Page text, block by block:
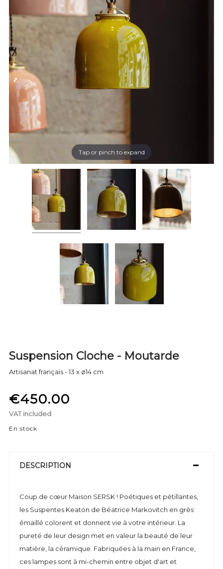
Tap or pinch to expand
Suspension Cloche - Moutarde
Artisanat français - 13 x ø14 cm
€450.00
VAT included
En stock
DESCRIPTION
Coup de cœur Maison SERSK ! Poétiques et pétillantes,
les Suspentes Keaton de Béatrice Markovitch en grès
émaillé colorent et donnent vie à votre intérieur. La
pureté de leur design met en valeur la beauté de leur
matière, la céramique. Fabriquées à la main en France,
ces lampes sont à mi-chemin entre objet d'art et